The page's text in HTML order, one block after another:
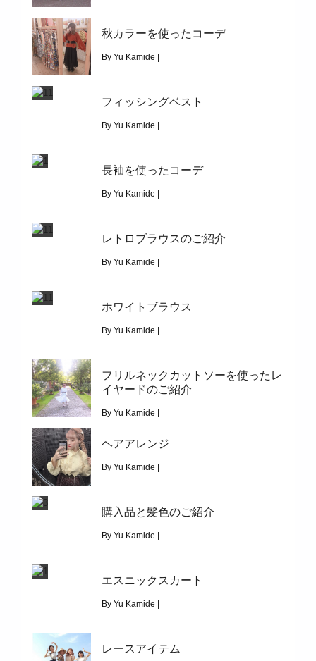
|4135
ブラックコーデ
秋カラーを使ったコーデ
By Yu Kamide |
|2686
秋カラーを使ったコーデ
フィッシングベスト
By Yu Kamide |
|11873
フィッシングベスト
長袖を使ったコーデ
By Yu Kamide |
|4116
長袖を使ったコーデ
レトロブラウスのご紹介
By Yu Kamide |
|2308
レトロブラウスのご紹介
ホワイトブラウス
By Yu Kamide |
|2955
ホワイトブラウス
フリルネックカットソーを使ったレ
イヤードのご紹介
By Yu Kamide |
|3024
フリルネックカットソーを使ったレイヤードのご紹介
ヘアアレンジ
By Yu Kamide |
|5117
購入品と髪色のご紹介
By Yu Kamide |
|4687
購入品と髪色のご紹介
エスニックスカート
By Yu Kamide |
|5241
レースアイテム